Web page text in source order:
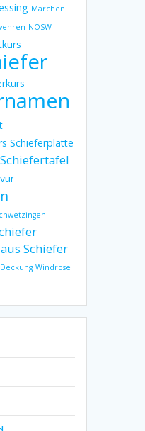
Märchen
NOSW
Schieferplatte
Schiefertafel
Schiefer
Windrose